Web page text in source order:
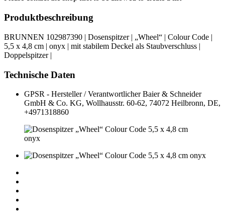
Produktbeschreibung
BRUNNEN 102987390 | Dosenspitzer | „Wheel“ | Colour Code |
5,5 x 4,8 cm | onyx | mit stabilem Deckel als Staubverschluss |
Doppelspitzer |
Technische Daten
GPSR - Hersteller / Verantwortlicher Baier & Schneider
GmbH & Co. KG, Wollhausstr. 60-62, 74072 Heilbronn, DE,
+4971318860